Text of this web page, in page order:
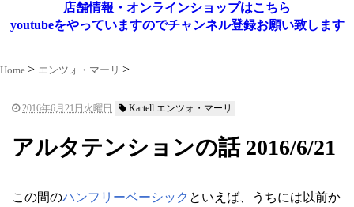
店舗情報・オンラインショップはこちら
youtubeをやっていますのでチャンネル登録お願い致します
Home エンツォ・マーリ
2016年6月21日火曜日 Kartell エンツォ・マーリ
アルタテンションの話 2016/6/21
この間のハンフリーベーシック といえば、うちには以前か